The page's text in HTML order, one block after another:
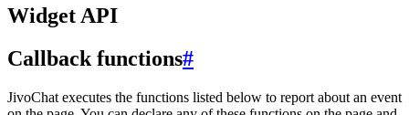
Widget API
Callback functions#
JivoChat executes the functions listed below to report about an event